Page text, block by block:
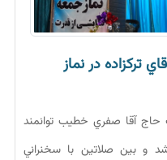
تركزاده در نماز
حاج آقا صفري خطيب توانمند
و بين صلاتين با سخنراني